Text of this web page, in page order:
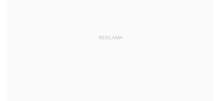
REKLAMA